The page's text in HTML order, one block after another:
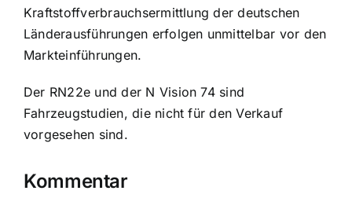
Kraftstoffverbrauchsermittlung der deutschen
Länderausführungen erfolgen unmittelbar vor den
Markteinführungen.
Der RN22e und der N Vision 74 sind
Fahrzeugstudien, die nicht für den Verkauf
vorgesehen sind.
Kommentar